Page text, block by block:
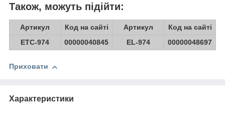
Також, можуть підійти:
Артикул Код на сайті Артикул
Код на сайті
ETС-974
00000040845 EL-974 00000048697
Приховати
Характеристики